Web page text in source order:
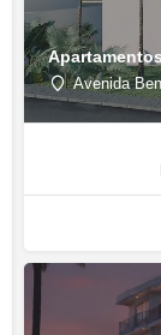
Avenida